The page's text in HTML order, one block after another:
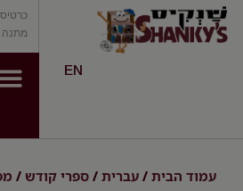
EN
כרטיס
מתנה
עמוד הבית / עברית / ספרי קודש /